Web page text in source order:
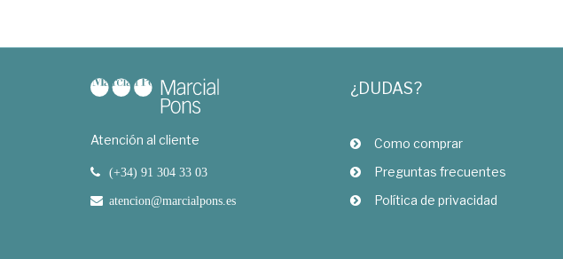
Atención al cliente
(+34) 91 304 33 03
atencion@marcialpons.es
¿DUDAS?
Como comprar
Preguntas frecuentes
Política de privacidad